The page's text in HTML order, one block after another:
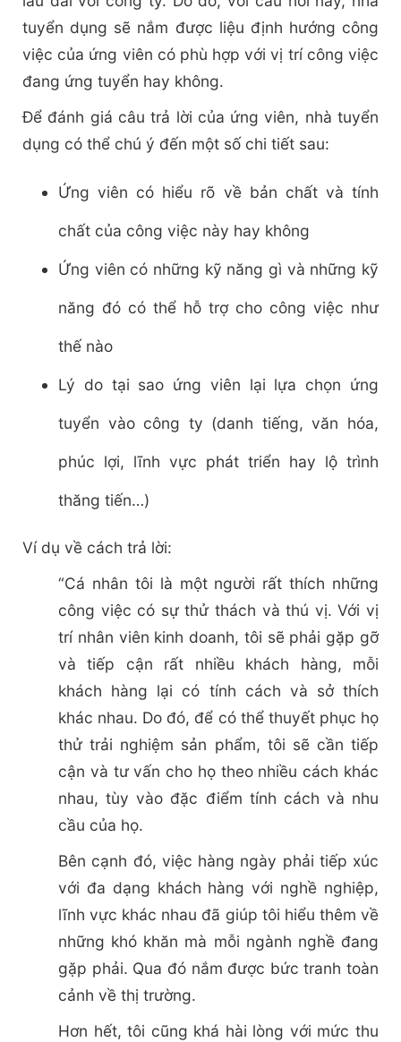
tuyển dụng sẽ nắm được liệu định hướng công
việc của ứng viên có phù hợp với vị trí công việc
đang ứng tuyển hay không.
Để đánh giá câu trả lời của ứng viên, nhà tuyển
dụng có thể chú ý đến một số chi tiết sau:
Ứng viên có hiểu rõ về bản chất và tính
chất của công việc này hay không
Ứng viên có những kỹ năng gì và những kỹ
năng đó có thể hỗ trợ cho công việc như
thế nào
Lý do tại sao ứng viên lại lựa chọn ứng
tuyển vào công ty (danh tiếng, văn hóa,
phúc lợi, lĩnh vực phát triển hay lộ trình
thăng tiến…)
Ví dụ về cách trả lời:
“Cá nhân tôi là một người rất thích những
công việc có sự thử thách và thú vị. Với vị
trí nhân viên kinh doanh, tôi sẽ phải gặp gỡ
và tiếp cận rất nhiều khách hàng, mỗi
khách hàng lại có tính cách và sở thích
khác nhau. Do đó, để có thể thuyết phục họ
thử trải nghiệm sản phẩm, tôi sẽ cần tiếp
cận và tư vấn cho họ theo nhiều cách khác
nhau, tùy vào đặc điểm tính cách và nhu
cầu của họ.
Bên cạnh đó, việc hàng ngày phải tiếp xúc
với đa dạng khách hàng với nghề nghiệp,
lĩnh vực khác nhau đã giúp tôi hiểu thêm về
những khó khăn mà mỗi ngành nghề đang
gặp phải. Qua đó nắm được bức tranh toàn
cảnh về thị trường.
Hơn hết, tôi cũng khá hài lòng với mức thu